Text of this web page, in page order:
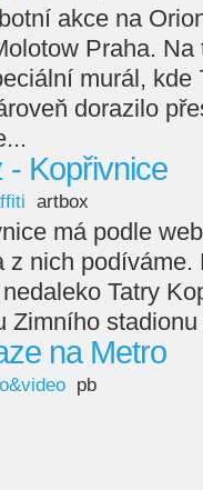
akce na
Praha. Na
murál, kde
dorazilo
- Kopřivnice
artbox
má podle
z nich
Tatry
Zimního
na Metro
pb